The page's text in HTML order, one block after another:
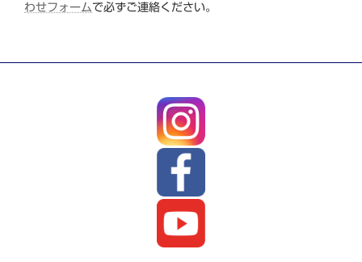
わせフォーム で必ずご連絡ください。